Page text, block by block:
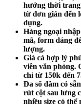
hướng thời
từ đơn giản đến
dụng.
Hàng ngoại
mã, form dáng
lượng.
Giá cả hợp lý
viên văn phòng.
chỉ từ 150k đến
Đa số đầm có
rút cột sau lưng
nhiều size có thể